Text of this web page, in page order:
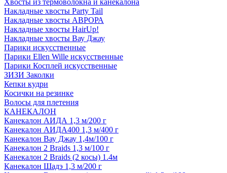
Хвосты из термоволокна и канекалона
Накладные хвосты Party Tail
Накладные хвосты АВРОРА
Накладные хвосты HairUp!
Накладные хвосты Вау Джау
Парики искусственные
Парики Ellen Wille искусственные
Парики Косплей искусственные
ЗИЗИ Заколки
Кепки кудри
Косички на резинке
Волосы для плетения
КАНЕКАЛОН
Канекалон АИДА 1,3 м/200 г
Канекалон АИДА400 1,3 м/400 г
Канекалон Вау Джау 1,4м/100 г
Канекалон 2 Braids 1,3 м/100 г
Канекалон 2 Braids (2 косы) 1.4м
Канекалон Шадэ 1,3 м/200 г